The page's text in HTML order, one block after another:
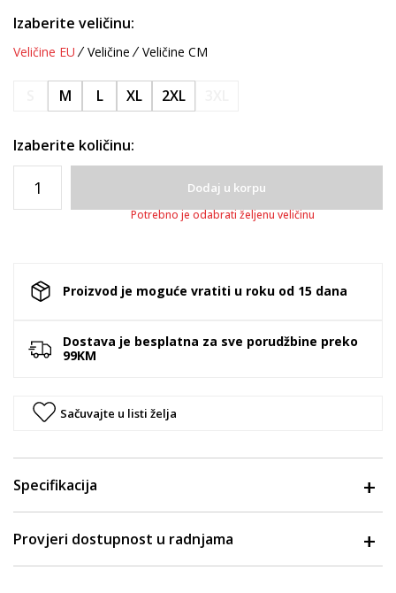
Izaberite veličinu:
Veličine EU Veličine Veličine CM
M L XL 2XL
Izaberite količinu:
Dodaj u korpu
Potrebno je odabrati željenu veličinu
Proizvod je moguće vratiti u roku od 15 dana
Dostava je besplatna za sve porudžbine preko
99KM
Sačuvajte u listi želja
Specifikacija
Provjeri dostupnost u radnjama